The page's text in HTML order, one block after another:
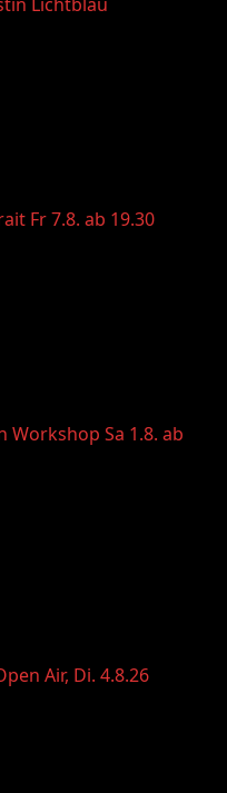
Fr 7.8. ab 19.30
Workshop Sa 1.8. ab
Air, Di. 4.8.26